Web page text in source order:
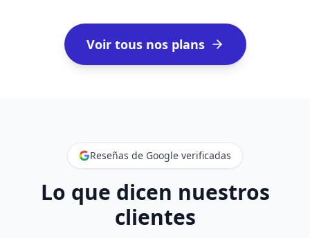
Voir tous nos plans
Reseñas de Google verificadas
Lo que dicen nuestros
clientes